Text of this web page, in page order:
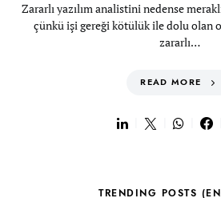
Zararlı yazılım analistini nedense
çünkü işi gereği kötülük ile dolu olan
zararlı…
READ MORE
TRENDING POSTS